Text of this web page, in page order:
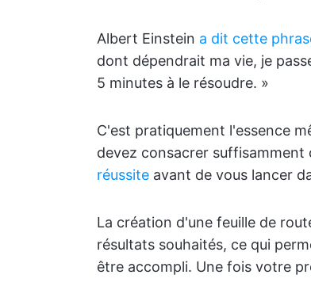
Albert Einstein a dit cette
dont dépendrait ma vie, je
5 minutes à le résoudre. »
C'est pratiquement l'essence
devez consacrer suffisamment
réussite avant de vous lancer
La création d'une feuille de
résultats souhaités, ce qui
être accompli. Une fois votre